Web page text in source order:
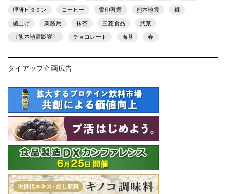
理研ビタミン コーヒー 雪印乳業 熊本地震 麺
値上げ 業務用 抹茶 三菱食品 惣菜
〔熊本地震影響〕 チョコレート 海苔 春
タイアップ企画広告